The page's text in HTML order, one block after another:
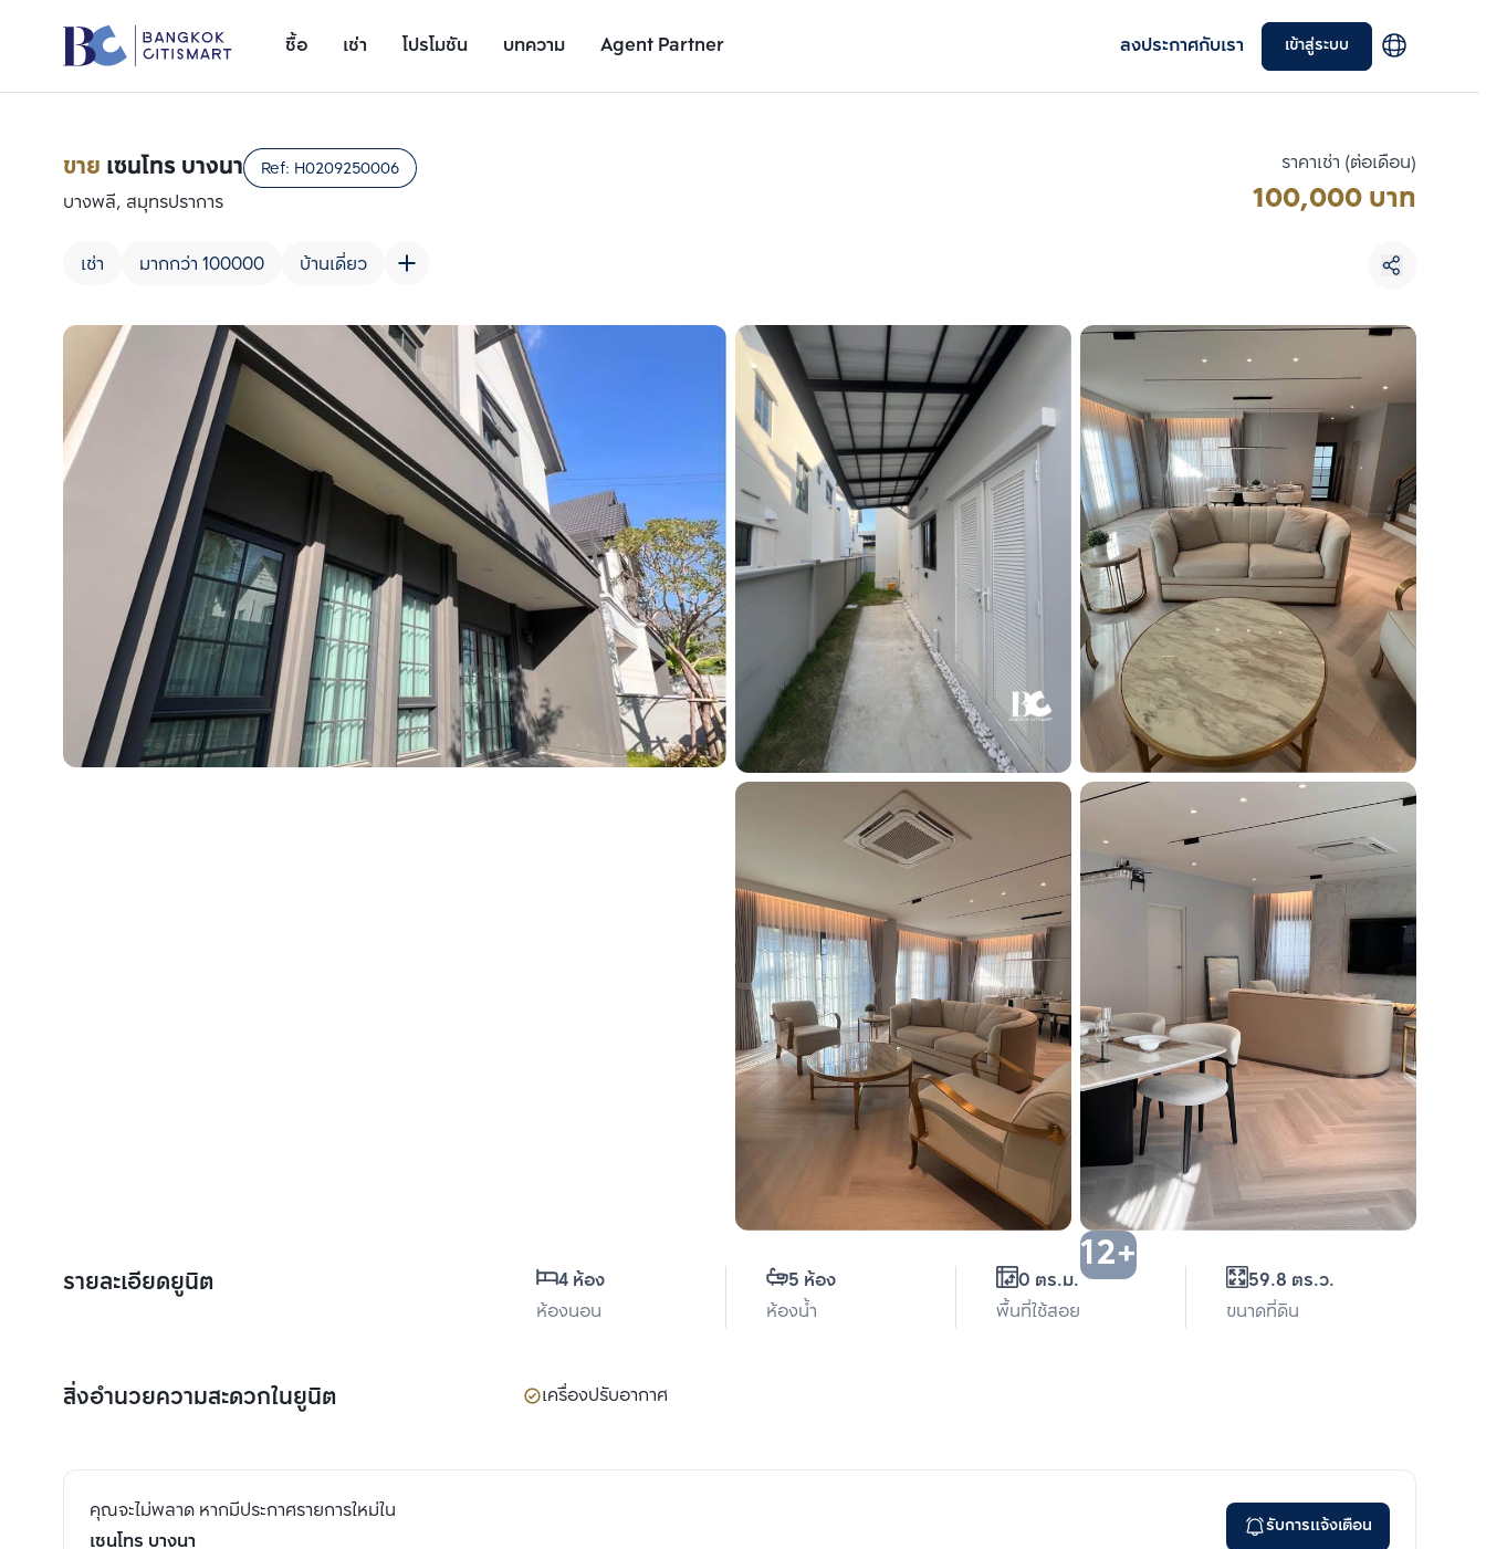
ซื้อ เช่า โปรโมชัน บทความ Agent Partner ลงประกาศกับเรา เข้าสู่ระบบ
รายละเอียดยูนิต
ขาย เซนโทร บางนา Ref: H0209250006
บางพลี, สมุทรปราการ
เช่า มากกว่า 100000 บ้านเดี่ยว
ราคาเช่า (ต่อเดือน)
100,000 บาท
12+
รายละเอียดยูนิต
4 ห้อง
ห้องนอน
5 ห้อง
ห้องน้ำ
0 ตร.ม.
พื้นที่ใช้สอย
59.8 ตร.ว.
ขนาดที่ดิน
สิ่งอำนวยความสะดวกในยูนิต เครื่องปรับอากาศ
คุณจะไม่พลาด หากมีประกาศรายการใหม่ใน
เซนโทร บางนา
รับการแจ้งเตือน
เพิ่มยูนิตเปรียบเทียบ
รายการที่ 1
เพิ่มยูนิตเปรียบเทียบ
รายการที่ 2
เพิ่มยูนิตเปรียบเทียบ
รายการที่ 3
เลือกยูนิตเพื่อเปรียบเทียบ
เลือกได้สูงสุด 3 รายการ
เปรียบเทียบ
ลบทั้งหมด